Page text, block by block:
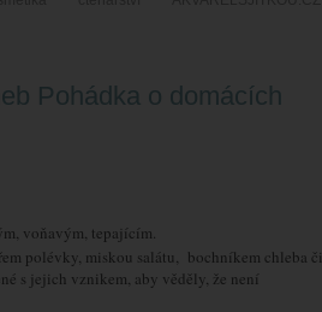
Pohádka o domácích
voňavým, tepajícím.
polévky, miskou salátu, bochníkem chleba či
s jejich vznikem, aby věděly, že není